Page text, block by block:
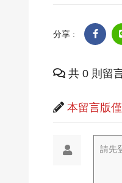
分享 :
共 0 則留
本留言版
請先